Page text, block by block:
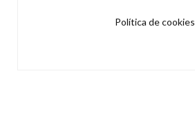
Política de cookies